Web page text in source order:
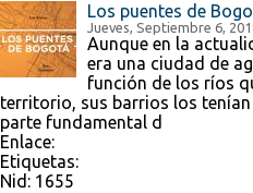
Los puentes de
Jueves, Septiembre 6,
Aunque en la
era una ciudad de
función de los ríos
territorio, sus barrios los
parte fundamental d
Enlace:
Etiquetas:
Nid: 1655